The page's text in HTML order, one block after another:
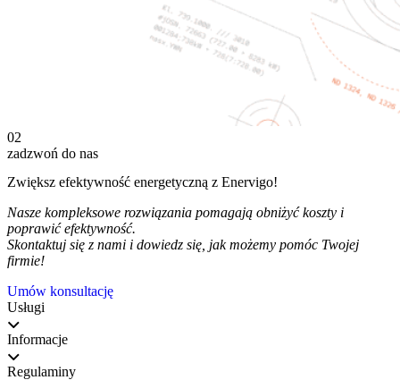
02
zadzwoń do nas
Zwiększ efektywność energetyczną z Enervigo!
Nasze kompleksowe rozwiązania pomagają obniżyć koszty i
poprawić efektywność.
Skontaktuj się z nami i dowiedz się, jak możemy pomóc Twojej
firmie!
Umów konsultację
Usługi
Informacje
Regulaminy